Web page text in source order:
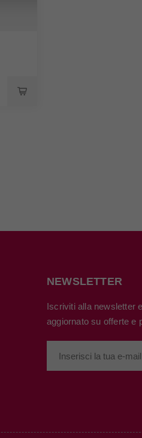
NEWSLETTER
Iscriviti alla newsletter
aggiornato su offerte e